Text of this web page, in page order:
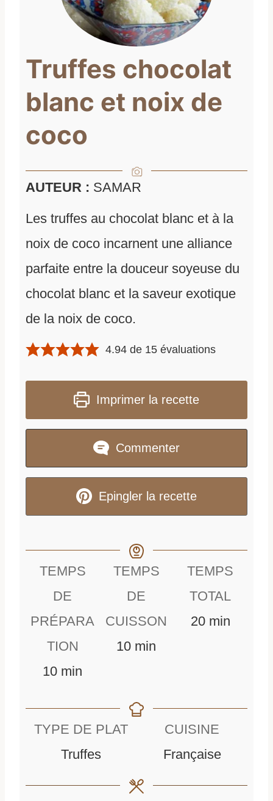
Truffes chocolat
blanc et noix de
coco
AUTEUR : SAMAR
Les truffes au chocolat blanc et à la
noix de coco incarnent une alliance
parfaite entre la douceur soyeuse du
chocolat blanc et la saveur exotique
de la noix de coco.
4.94 de 15 évaluations
Imprimer la recette
Commenter
Epingler la recette
TEMPS
DE
PRÉPARA
TION
10mmin
TEMPS
DE
CUISSON
10m
u
s
min
TEMPS
TOTAL
20m
e
min
TYPE DE PLAT
Truffes
CUISINE
Française